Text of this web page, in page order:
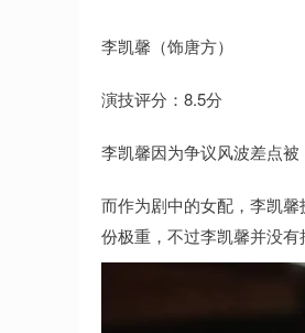
李凯馨（饰唐方）
演技评分：8.5分
李凯馨因为争议风波差点被
而作为剧中的女配，李凯
份极重，不过李凯馨并没有